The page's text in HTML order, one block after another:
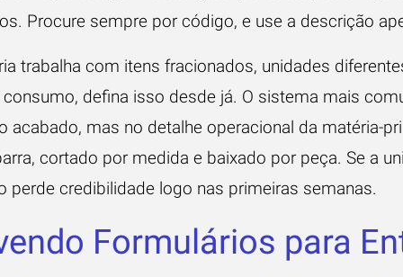
Procure sempre por código, e use a descrição
trabalha com itens fracionados, unidades
defina isso desde já. O sistema mais
acabado, mas no detalhe operacional da matéria-
cortado por medida e baixado por peça. Se a
perde credibilidade logo nas primeiras semanas.
Formulários para